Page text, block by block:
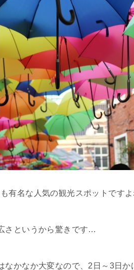
有名な人気の観光スポットですよ
さというから驚きです…
なかなか大変なので、2日～3日か